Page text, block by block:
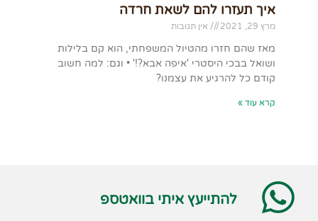
איך תעזרו להם לשאת חרדה
מרץ 29, 2021 אין תגובות
מאז שהם חזרו מהטיול המשפחתי, הוא קם בלילות
ושואל בבכי היסטרי 'איפה אבא?!' • וגם: למה חשוב
קודם כל להרגיע את עצמנו?
קרא עוד »
להתייעץ איתי בוואטספ